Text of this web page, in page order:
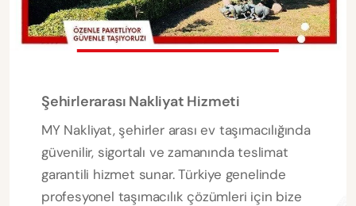
Şehirlerarası Nakliyat Hizmeti
MY Nakliyat, şehirler arası ev taşımacılığında
güvenilir, sigortalı ve zamanında teslimat
garantili hizmet sunar. Türkiye genelinde
profesyonel taşımacılık çözümleri için bize